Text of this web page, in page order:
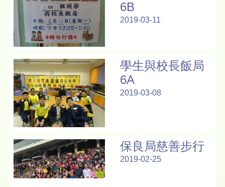
6B
2019-03-11
學生與校長飯局
6A
2019-03-08
保良局慈善步行
2019-02-25